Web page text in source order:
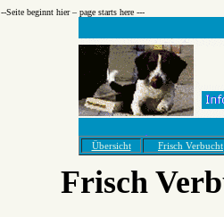
--­Seite beginnt hier – page starts here ---
Übersicht Frisch Verbucht
Frisch